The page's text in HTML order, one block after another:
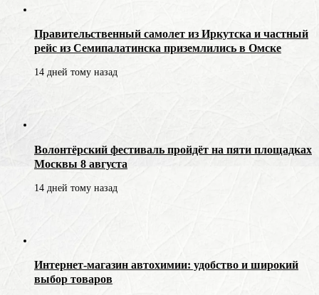
Правительственный самолет из Иркутска и частный
рейс из Семипалатинска приземлились в Омске
14 дней тому назад
Волонтёрский фестиваль пройдёт на пяти площадках
Москвы 8 августа
14 дней тому назад
Интернет-магазин автохимии: удобство и широкий
выбор товаров